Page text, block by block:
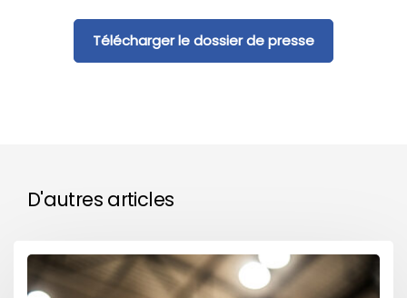
Télécharger le dossier de presse
D'autres articles